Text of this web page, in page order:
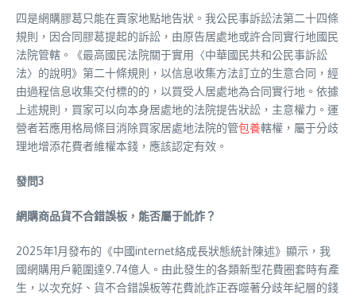
四是網購膠葛只能在賣家地點地告狀。我公民事訴訟法第二十四條
規則，因合同膠葛提起的訴訟，由原告居處地或許合同實行地國民
法院管轄。《最高國民法院關于實用〈中華國民共和公民事訴訟
法〉的說明》第二十條規則，以信息收集方法訂立的生意合同，經
由過程信息收集交付標的的，以買受人居處地為合同實行地。依據
上述規則，買家可以向本身居處地的法院提告狀訟，主意權力。運
營者若應用格局條目消除買家居處地法院的管包養轄權，屬于分歧
理地增添花費者維權本錢，應該認定有效。
發問3
網購商品貨不合錯誤板，能否屬于訛詐？
2025年1月發布的《中國internet絡成長狀態統計陳述》顯示，我
國網購用戶範圍達9.74億人。由此發生的各類新型花費圈套時有產
生，以次充好、貨不合錯誤板等花費訛詐正吞噬著分歧年紀層的錢